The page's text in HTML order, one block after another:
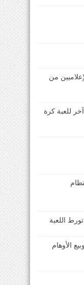
من
للعبة كرة
تورط اللعبة
الأوهام